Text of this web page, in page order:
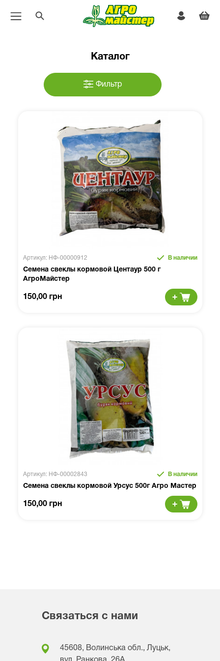
Каталог
Фильтр
Артикул: НФ-00000912 В наличии
Семена свеклы кормовой Центаур 500 г
АгроМайстер
150,00 грн
Артикул: НФ-00002843 В наличии
Семена свеклы кормовой Урсус 500г Агро Мастер
150,00 грн
Связаться с нами
45608, Волинська обл., Луцьк,